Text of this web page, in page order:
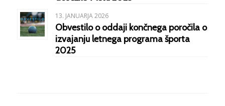
13. JANUARJA 2026
Obvestilo o oddaji končnega poročila o
izvajanju letnega programa športa
2025